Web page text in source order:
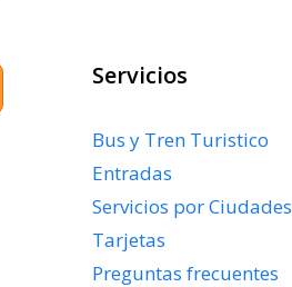
Servicios
Bus y Tren Turistico
Entradas
Servicios por Ciudades
Tarjetas
Preguntas frecuentes